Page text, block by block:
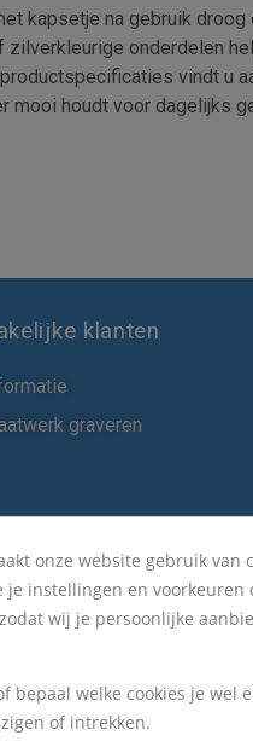
kapsetje na gebruik
onderdelen
vindt u
mooi houdt voor dagelijks
klanten
graveren
onze website gebruik van
instellingen en voorkeuren
wij je persoonlijke
bepaal welke cookies je wel
of intrekken.